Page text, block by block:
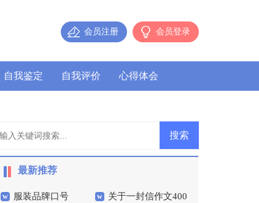
会员登录
会员注册
自我鉴定 自我评价 心得体会
最新推荐
服装品牌口号 关于一封信作文400